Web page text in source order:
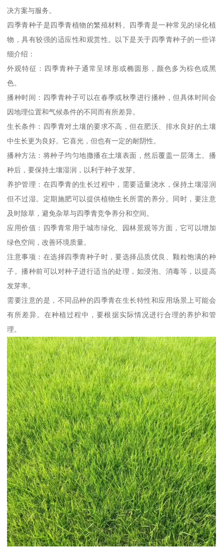
决方案与服务。
四季青种子是四季青植物的繁殖材料。四季青是一种常见的绿化植
物，具有较强的适应性和观赏性。以下是关于四季青种子的一些详
细介绍：
外观特征：四季青种子通常呈球形或椭圆形，颜色多为棕色或黑
色。
播种时间：四季青种子可以在春季或秋季进行播种，但具体时间会
因地理位置和气候条件的不同而有所差异。
生长条件：四季青对土壤的要求不高，但在肥沃、排水良好的土壤
中生长更为良好。它喜光，但也有一定的耐阴性。
播种方法：将种子均匀地撒播在土壤表面，然后覆盖一层薄土。播
种后，要保持土壤湿润，以利于种子发芽。
养护管理：在四季青的生长过程中，需要适量浇水，保持土壤湿润
但不过湿。定期施肥可以提供植物生长所需的养分。同时，要注意
及时除草，避免杂草与四季青竞争养分和空间。
应用价值：四季青常用于城市绿化、园林景观等方面，它可以增加
绿色空间，改善环境质量。
注意事项：在选择四季青种子时，要选择品质优良、颗粒饱满的种
子。播种前可以对种子进行适当的处理，如浸泡、消毒等，以提高
发芽率。
需要注意的是，不同品种的四季青在生长特性和应用场景上可能会
有所差异。在种植过程中，要根据实际情况进行合理的养护和管
理。